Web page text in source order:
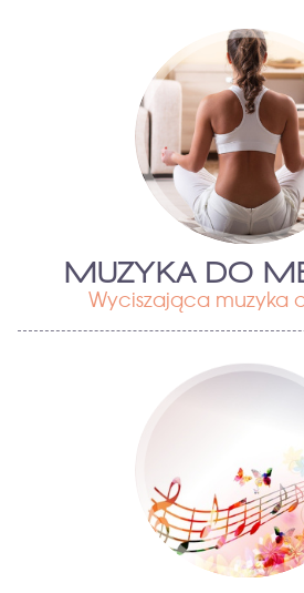
MUZYKA DO
Wyciszająca muzyka